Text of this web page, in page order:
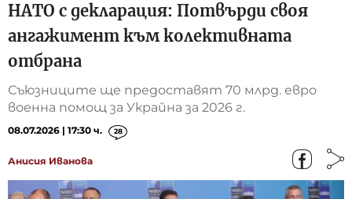
НАТО с декларация: Потвърди своя
ангажимент към колективната
отбрана
Съюзниците ще предоставят 70 млрд. евро
военна помощ за Украйна за 2026 г.
08.07.2026 | 17:30 ч. 28
Анисия Иванова